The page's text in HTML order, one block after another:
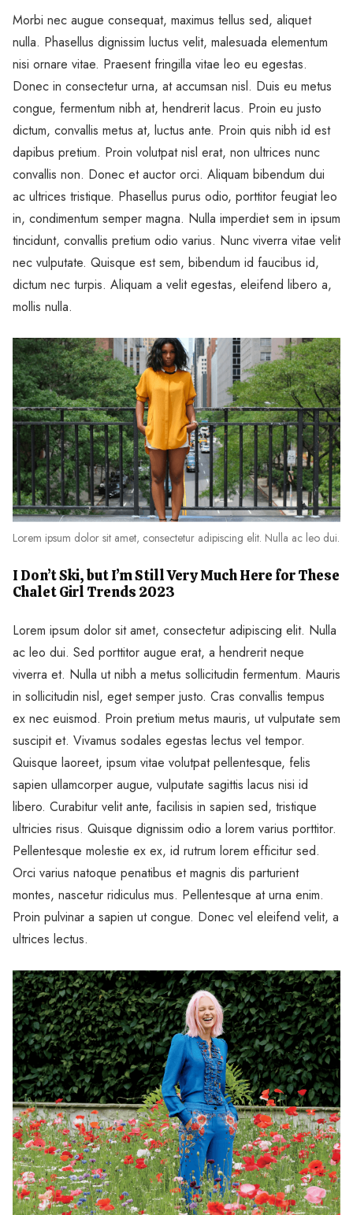
Morbi nec augue consequat, maximus tellus sed, aliquet
nulla. Phasellus dignissim luctus velit, malesuada elementum
nisi ornare vitae. Praesent fringilla vitae leo eu egestas.
Donec in consectetur urna, at accumsan nisl. Duis eu metus
congue, fermentum nibh at, hendrerit lacus. Proin eu justo
dictum, convallis metus at, luctus ante. Proin quis nibh id est
dapibus pretium. Proin volutpat nisl erat, non ultrices nunc
convallis non. Donec et auctor orci. Aliquam bibendum dui
ac ultrices tristique. Phasellus purus odio, porttitor feugiat leo
in, condimentum semper magna. Nulla imperdiet sem in ipsum
tincidunt, convallis pretium odio varius. Nunc viverra vitae velit
nec vulputate. Quisque est sem, bibendum id faucibus id,
dictum nec turpis. Aliquam a velit egestas, eleifend libero a,
mollis nulla.
Lorem ipsum dolor sit amet, consectetur adipiscing elit. Nulla ac leo dui.
I Don’t Ski, but I’m Still Very Much Here for These
Chalet Girl Trends 2023
Lorem ipsum dolor sit amet, consectetur adipiscing elit. Nulla
ac leo dui. Sed porttitor augue erat, a hendrerit neque
viverra et. Nulla ut nibh a metus sollicitudin fermentum. Mauris
in sollicitudin nisl, eget semper justo. Cras convallis tempus
ex nec euismod. Proin pretium metus mauris, ut vulputate sem
suscipit et. Vivamus sodales egestas lectus vel tempor.
Quisque laoreet, ipsum vitae volutpat pellentesque, felis
sapien ullamcorper augue, vulputate sagittis lacus nisi id
libero. Curabitur velit ante, facilisis in sapien sed, tristique
ultricies risus. Quisque dignissim odio a lorem varius porttitor.
Pellentesque molestie ex ex, id rutrum lorem efficitur sed.
Orci varius natoque penatibus et magnis dis parturient
montes, nascetur ridiculus mus. Pellentesque at urna enim.
Proin pulvinar a sapien ut congue. Donec vel eleifend velit, a
ultrices lectus.